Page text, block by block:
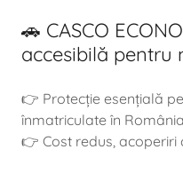
🚗 CASCO
accesibilă pentru
👉 Protecție esențială
înmatriculate în România
👉 Cost redus,